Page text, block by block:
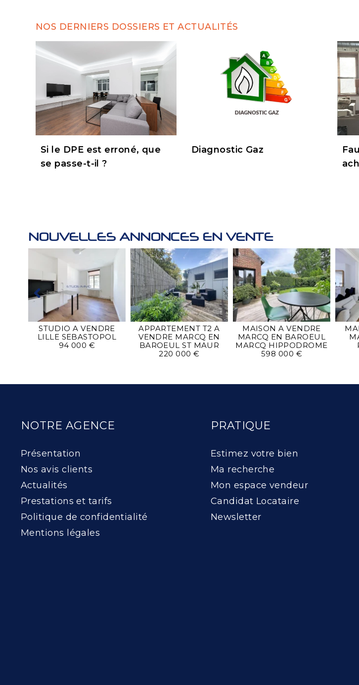
NOS DERNIERS DOSSIERS ET ACTUALITÉS
Si le DPE est erroné, que
se passe-t-il ?
Diagnostic Gaz
NOUVELLES ANNONCES EN VENTE
STUDIO A VENDRE
LILLE SEBASTOPOL
94 000 €
APPARTEMENT T2 A
VENDRE MARCQ EN
BAROEUL ST MAUR
220 000 €
MAISON A VENDRE
MARCQ EN BAROEUL
MARCQ HIPPODROME
598 000 €
NOTRE AGENCE
Présentation
Nos avis clients
Actualités
Prestations et tarifs
Politique de confidentialité
Mentions légales
PRATIQUE
Estimez votre bien
Ma recherche
Mon espace vendeur
Candidat Locataire
Newsletter